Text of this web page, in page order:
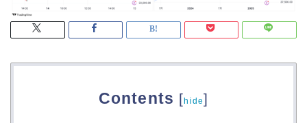
Contents [hide]